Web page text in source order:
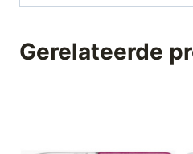
Gerelateerde